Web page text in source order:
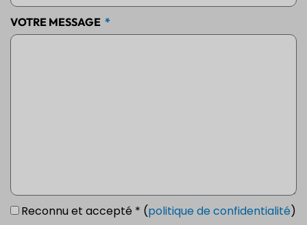
VOTRE MESSAGE
Reconnu et accepté * (politique de confidentialité)